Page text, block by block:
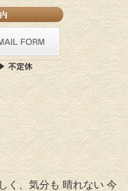
く、気分も 晴れない 今